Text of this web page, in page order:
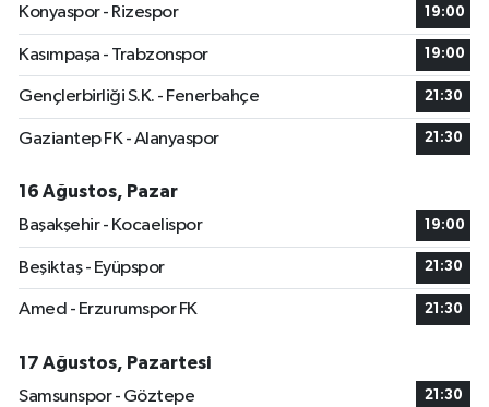
Konyaspor - Rizespor
19:00
Kasımpaşa - Trabzonspor 19:00
Gençlerbirliği S.K. - Fenerbahçe 21:30
Gaziantep FK - Alanyaspor 21:30
16 Ağustos, Pazar
Başakşehir - Kocaelispor
19:00
Beşiktaş - Eyüpspor 21:30
Amed - Erzurumspor FK 21:30
17 Ağustos, Pazartesi
Samsunspor - Göztepe
21:30